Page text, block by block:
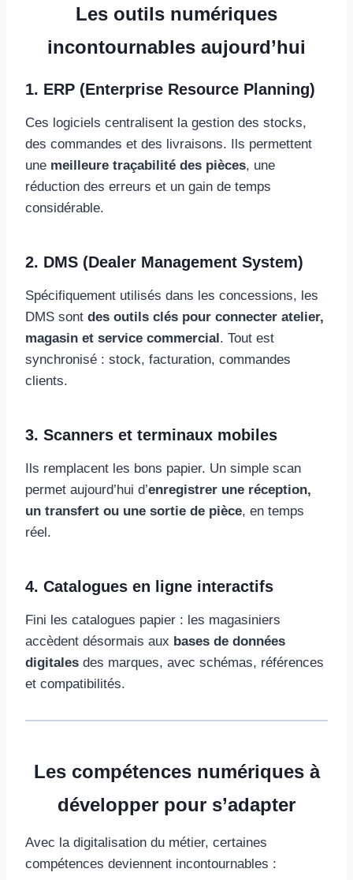
Les outils numériques
incontournables aujourd’hui
1. ERP (Enterprise Resource Planning)
Ces logiciels centralisent la gestion des stocks,
des commandes et des livraisons. Ils permettent
une meilleure traçabilité des pièces, une
réduction des erreurs et un gain de temps
considérable.
2. DMS (Dealer Management System)
Spécifiquement utilisés dans les concessions, les
DMS sont des outils clés pour connecter atelier,
magasin et service commercial. Tout est
synchronisé : stock, facturation, commandes
clients.
3. Scanners et terminaux mobiles
Ils remplacent les bons papier. Un simple scan
permet aujourd’hui d’enregistrer une réception,
un transfert ou une sortie de pièce, en temps
réel.
4. Catalogues en ligne interactifs
Fini les catalogues papier : les magasiniers
accèdent désormais aux bases de données
digitales des marques, avec schémas, références
et compatibilités.
Les compétences numériques à
développer pour s’adapter
Avec la digitalisation du métier, certaines
compétences deviennent incontournables :